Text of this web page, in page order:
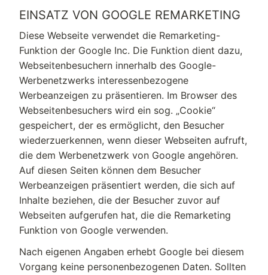
EINSATZ VON GOOGLE REMARKETING
Diese Webseite verwendet die Remarketing-
Funktion der Google Inc. Die Funktion dient dazu,
Webseitenbesuchern innerhalb des Google-
Werbenetzwerks interessenbezogene
Werbeanzeigen zu präsentieren. Im Browser des
Webseitenbesuchers wird ein sog. „Cookie“
gespeichert, der es ermöglicht, den Besucher
wiederzuerkennen, wenn dieser Webseiten aufruft,
die dem Werbenetzwerk von Google angehören.
Auf diesen Seiten können dem Besucher
Werbeanzeigen präsentiert werden, die sich auf
Inhalte beziehen, die der Besucher zuvor auf
Webseiten aufgerufen hat, die die Remarketing
Funktion von Google verwenden.
Nach eigenen Angaben erhebt Google bei diesem
Vorgang keine personenbezogenen Daten. Sollten